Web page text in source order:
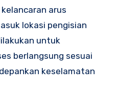
arus
lokasi pengisian
untuk
berlangsung sesuai
keselamatan